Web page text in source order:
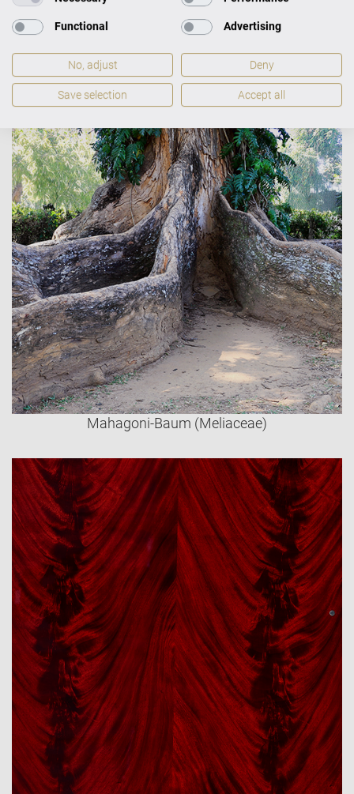
Mahagoni-Baum (Meliaceae)
Functional Advertising
No, adjust Deny
Save selection Accept all